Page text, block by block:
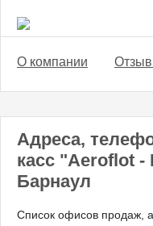
О компании
Адреса,
касс "Aeroflot -
Барнаул
Список офисов продаж,